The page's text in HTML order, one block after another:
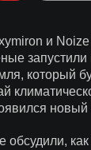
и
который
обсудили,